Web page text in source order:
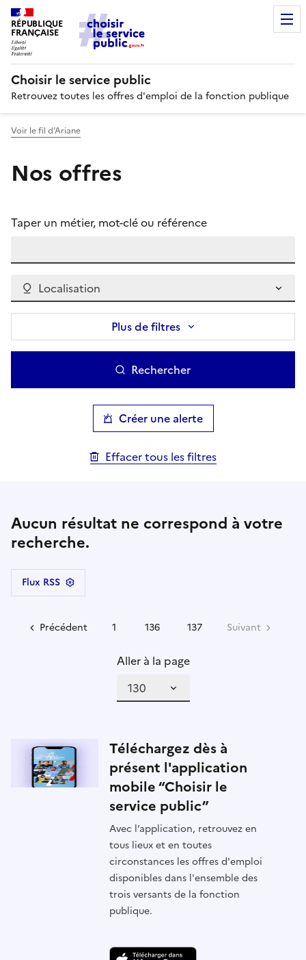
RÉPUBLIQUE
FRANÇAISE
Choisir le service public
Retrouvez toutes les offres d'emploi de la fonction publique
Voir le fil d’Ariane
Nos offres
Taper un métier, mot-clé ou référence
Localisation
Plus de filtres
Rechercher
Créer une alerte
Effacer tous les filtres
Aucun résultat ne correspond à votre
recherche.
Flux RSS
Précédent 1 136 137 Suivant
Aller à la page
Téléchargez dès à
présent l'application
mobile “Choisir le
service public”
Avec l’application, retrouvez en
tous lieux et en toutes
circonstances les offres d'emploi
disponibles dans l'ensemble des
trois versants de la fonction
publique.